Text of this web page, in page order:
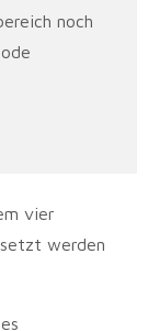
noch
vier
werden